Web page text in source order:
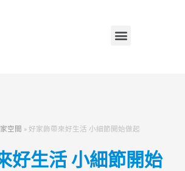
空間 »好家飾帶來好生活 小細節開始做起
好生活 小細節開始